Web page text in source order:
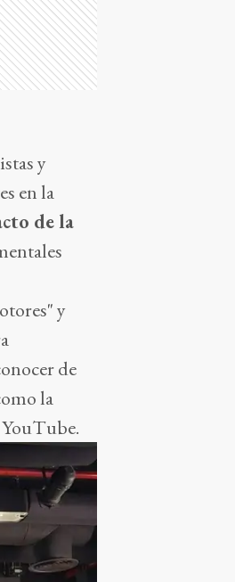
y
en la
de la
y
de
la